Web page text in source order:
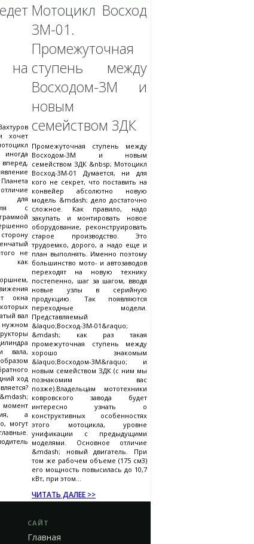
хочет
для
с
не
как
окна
вал
вала,
ход
а
могут
Мотоцикл Восход
3М-01.
Промежуточная
ступень между
Восходом-3М и
новым
семейством ЗДК
Промежуточная ступень между
Восходом-3М и новым
семейством ЗДК &nbsp; Мотоцикл
Восход-3М-01 Думается, ни для
кого не секрет, что поставить на
конвейер абсолютно новую
модель &mdash; дело достаточно
сложное. Как правило, надо
закупать и монтировать новое
оборудование, реконструировать
старое производство. Это
трудоемко, дорого, а надо еще и
план выполнять. Именно поэтому
большинство мото- и автозаводов
переходят на новую технику
постепенно, шаг за шагом, вводя
новые узлы в серийную
продукцию. Так появляются
переходные модели.
Представляемый
&laquo;Восход-3М-01&raquo;
&mdash; как раз такая
промежуточная ступень между
хорошо знакомым
&laquo;Восходом-3М&raquo; и
новым семейством ЗДК (с ним мы
познакомим вас
позже).Владельцам мототехники
ковровского завода будет
интересно узнать о
конструктивных особенностях
этого мотоцикла, уровне
унификации с предыдущими
моделями. Основное отличие
&mdash; новый двигатель. При
том же рабочем объеме (175 см3)
его мощность повысилась до 10,7
кВт, при этом...
ЧИТАТЬ ДАЛЕЕ >>
САЙТ
Главная